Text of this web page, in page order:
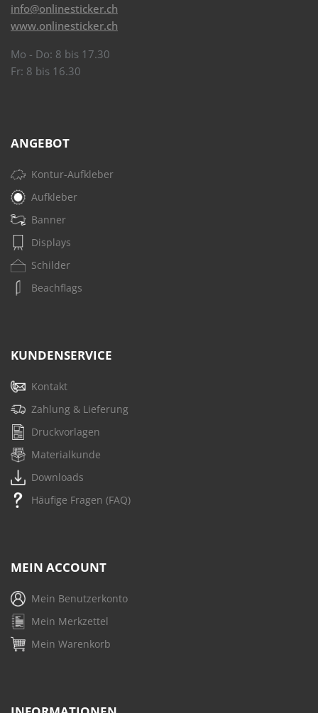
info@onlinesticker.ch
www.onlinesticker.ch
Mo - Do: 8 bis 17.30
Fr: 8 bis 16.30
ANGEBOT
Kontur-Aufkleber
Aufkleber
Banner
Displays
Schilder
Beachflags
KUNDENSERVICE
Kontakt
Zahlung & Lieferung
Druckvorlagen
Materialkunde
Downloads
Häufige Fragen (FAQ)
MEIN ACCOUNT
Mein Benutzerkonto
Mein Merkzettel
Mein Warenkorb